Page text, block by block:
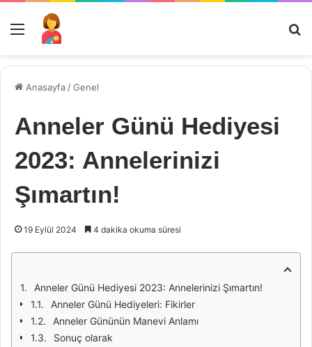
Menü
Anasayfa /Genel
Anneler Günü Hediyesi
2023: Annelerinizi
Şımartın!
19 Eylül 2024 4 dakika okuma süresi
Anneler Günü Hediyesi 2023: Annelerinizi Şımartın!
Anneler Günü Hediyeleri: Fikirler
Anneler Gününün Manevi Anlamı
Sonuç olarak